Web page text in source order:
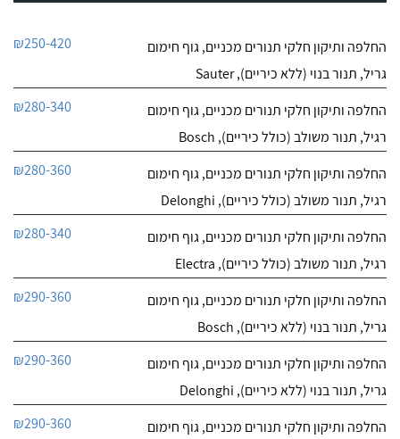
החלפה ותיקון חלקי תנורים מכניים, גוף חימום
גריל, תנור בנוי (ללא כיריים), Sauter
₪250-420
החלפה ותיקון חלקי תנורים מכניים, גוף חימום
רגיל, תנור משולב (כולל כיריים), Bosch
₪280-340
החלפה ותיקון חלקי תנורים מכניים, גוף חימום
רגיל, תנור משולב (כולל כיריים), Delonghi
₪280-360
החלפה ותיקון חלקי תנורים מכניים, גוף חימום
רגיל, תנור משולב (כולל כיריים), Electra
₪280-340
החלפה ותיקון חלקי תנורים מכניים, גוף חימום
גריל, תנור בנוי (ללא כיריים), Bosch
₪290-360
החלפה ותיקון חלקי תנורים מכניים, גוף חימום
גריל, תנור בנוי (ללא כיריים), Delonghi
₪290-360
החלפה ותיקון חלקי תנורים מכניים, גוף חימום
₪290-360